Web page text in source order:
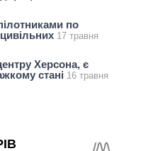
по
17 травня
Херсона, є
стані 16 травня